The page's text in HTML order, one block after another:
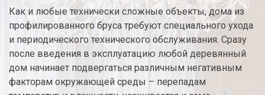
Как и любые технически сложные объекты, дома из
профилированного бруса требуют специального ухода
и периодического технического обслуживания. Сразу
после введения в эксплуатацию любой деревянный
дом начинает подвергаться различным негативным
факторам окружающей среды – перепадам